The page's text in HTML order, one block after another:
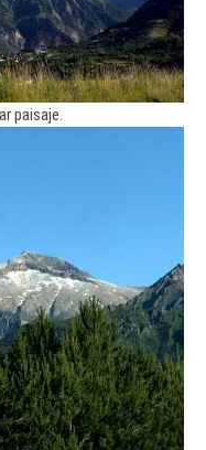
paisaje.